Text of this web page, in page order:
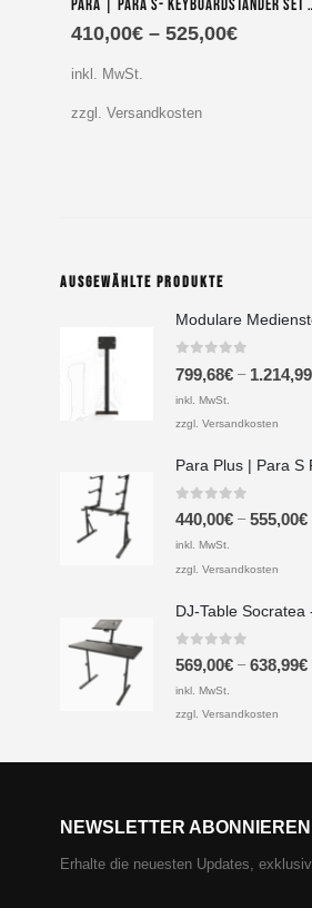
Para | Para S-
410,00€– 525,00€
inkl. MwSt.
zzgl. Versandkosten
AUSGEWÄHLTE PRODUKTE
799,68€– 1.214,99
inkl. MwSt.
zzgl. Versandkosten
Para Plus | Para S
0 out of 5
440,00€– 555,00€
inkl. MwSt.
zzgl. Versandkosten
0out of 5
569,00€– 638,99€
inkl. MwSt.
zzgl. Versandkosten
NEWSLETTER ABONNIEREN
Erhalte die neuesten Updates,